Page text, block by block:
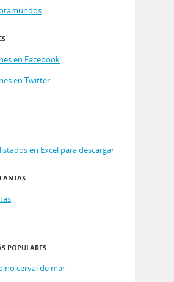
en Facebook
en Twitter
en Excel para descargar
POPULARES
cerval de mar